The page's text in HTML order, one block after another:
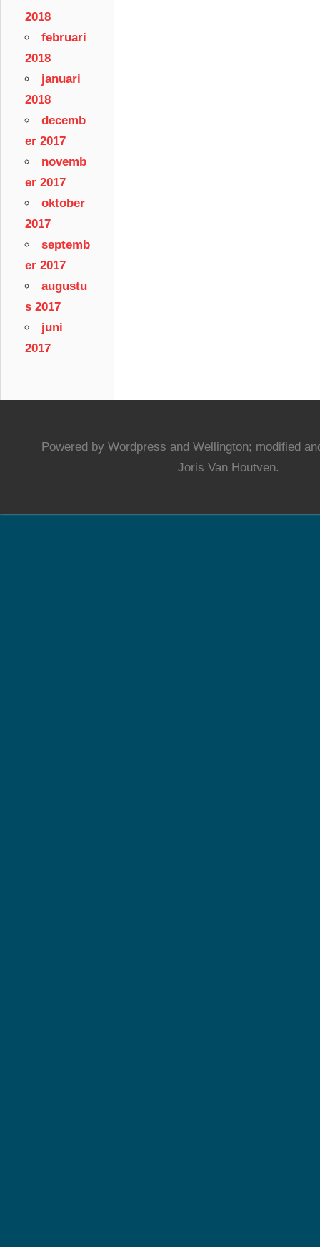
2018
februari
2018
januari
2018
decemb
er 2017
novemb
er 2017
oktober
2017
septemb
er 2017
augustu
s 2017
juni
2017
Powered by Wordpress and Wellington; modified
Joris Van Houtven.